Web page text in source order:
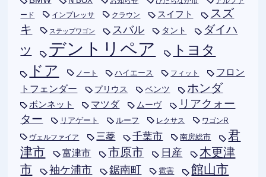
ード
インプレッサ クラウン スイフト
スズ
キ
ステップワゴン スバル タント
ダイハ
ツ
デントリペア
トヨタ
ドア
ノート ハイエース フィット
フロン
トフェンダー
プリウス ベンツ ホンダ
ボンネット マツダ ムーヴ
リアクォー
ター
リアゲート ルーフ レクサス ワゴンR
ヴェルファイア 三菱 千葉市 南房総市
君
津市
富津市 市原市 日産
木更津
市
袖ケ浦市 鋸南町 雹害 館山市